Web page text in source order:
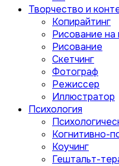
Творчество и
Копирайтинг
Рисование
Рисование
Скетчинг
Фотограф
Режиссер
Иллюстратор
Психология
Когнитивно-
Коучинг
Гештальт-